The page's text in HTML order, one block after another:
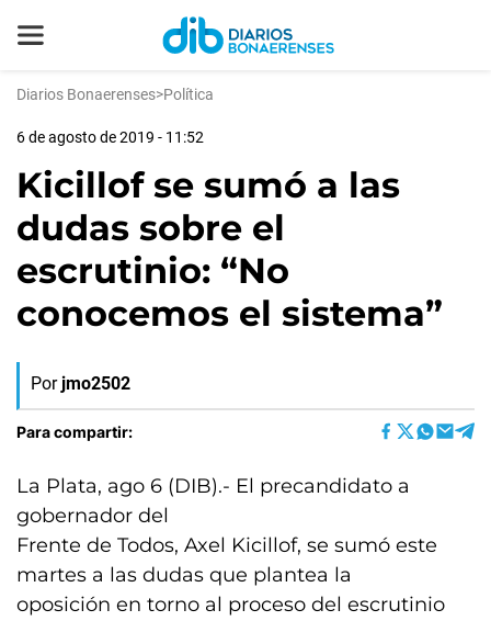
Diarios Bonaerenses>Política
6 de agosto de 2019 - 11:52
Kicillof se sumó a las
dudas sobre el
escrutinio: “No
conocemos el sistema”
Por jmo2502
Para compartir:
La Plata, ago 6 (DIB).- El precandidato a
gobernador del
Frente de Todos, Axel Kicillof, se sumó este
martes a las dudas que plantea la
oposición en torno al proceso del escrutinio